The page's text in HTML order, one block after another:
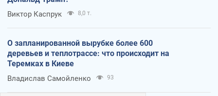
Виктор Каспрук 8,0 т.
О запланированной вырубке более 600
деревьев и теплотрассе: что происходит на
Теремках в Киеве
Владислав Самойленко 93